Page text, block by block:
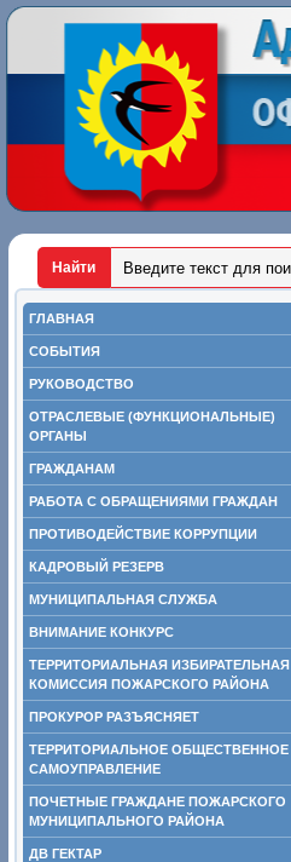
ГЛАВНАЯ
СОБЫТИЯ
РУКОВОДСТВО
ОТРАСЛЕВЫЕ (ФУНКЦИОНАЛЬНЫЕ)
ОРГАНЫ
ГРАЖДАНАМ
РАБОТА С ОБРАЩЕНИЯМИ ГРАЖДАН
ПРОТИВОДЕЙСТВИЕ КОРРУПЦИИ
КАДРОВЫЙ РЕЗЕРВ
МУНИЦИПАЛЬНАЯ СЛУЖБА
ВНИМАНИЕ КОНКУРС
ТЕРРИТОРИАЛЬНАЯ ИЗБИРАТЕЛЬНАЯ
КОМИССИЯ ПОЖАРСКОГО РАЙОНА
ПРОКУРОР РАЗЪЯСНЯЕТ
ТЕРРИТОРИАЛЬНОЕ ОБЩЕСТВЕННОЕ
САМОУПРАВЛЕНИЕ
ПОЧЕТНЫЕ ГРАЖДАНЕ ПОЖАРСКОГО
МУНИЦИПАЛЬНОГО РАЙОНА
ДВ ГЕКТАР